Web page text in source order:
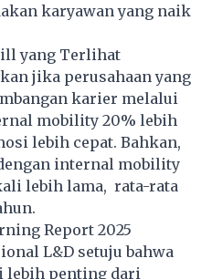
karyawan yang naik
yang Terlihat
jika perusahaan yang
karier melalui
mobility 20% lebih
lebih cepat. Bahkan,
internal mobility
lebih lama, rata-rata
Report 2025
L&D setuju bahwa
lebih penting dari